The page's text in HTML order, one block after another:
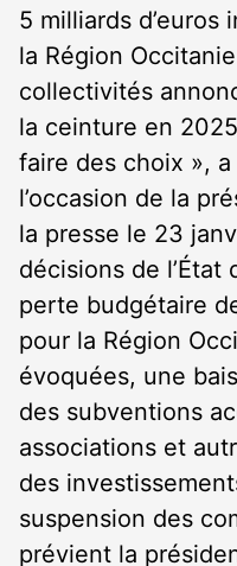
5 milliards d’euros
la Région
collectivités
la ceinture en
faire des choix »,
l’occasion de la
la presse le 23
décisions de
perte budgétaire
pour la Région
évoquées, une
des subventions
associations et
des
suspension des
prévient la